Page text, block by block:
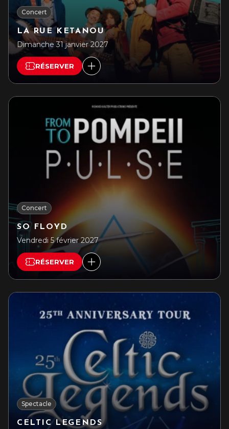
Concert
LA RUE KETANOU
Dimanche 31 janvier 2027
RÉSERVER
Concert
SO FLOYD
Vendredi 5 février 2027
RÉSERVER
Spectacle
CELTIC LEGENDS